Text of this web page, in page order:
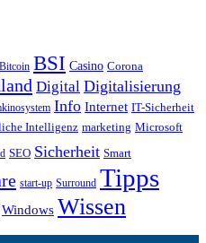
Bitcoin BSI Casino Corona
Digital Digitalisierung
Info Internet IT-Sicherheit
Intelligenz marketing Microsoft
SEO Sicherheit Smart
start-up Surround Tipps
Windows Wissen